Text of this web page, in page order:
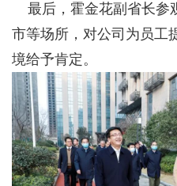
最后，霍金花副省长参
市等场所，对公司为员工
境给予肯定。